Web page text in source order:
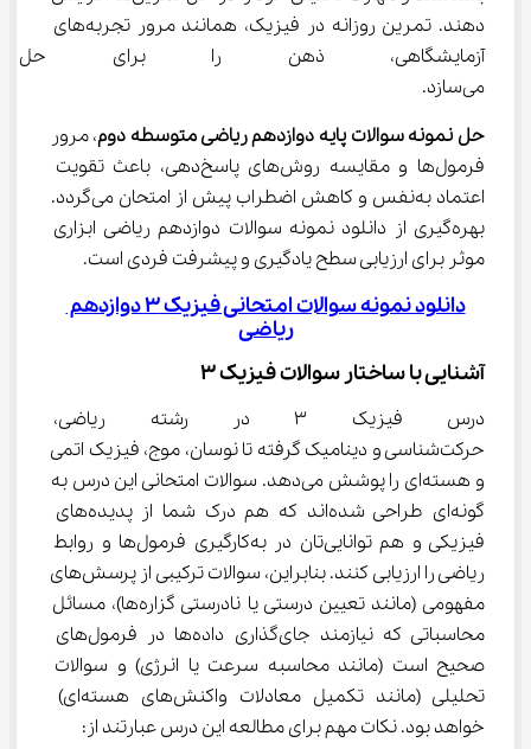
دهند. تمرین روزانه در فیزیک، همانند مرور تجربه‌های
آزمایشگاهی، ذهن را برای حل
می‌سازد.
حل نمونه سوالات پایه دوازدهم ریاضی متوسطه دوم، مرور
فرمول‌ها و مقایسه روش‌های پاسخ‌دهی، باعث تقویت
اعتماد به‌نفس و کاهش اضطراب پیش از امتحان می‌گردد.
بهره‌گیری از دانلود نمونه سوالات دوازدهم ریاضی ابزاری
موثر برای ارزیابی سطح یادگیری و پیشرفت فردی است.
دانلود نمونه سوالات امتحانی فیزیک 3 دوازدهم
ریاضی
آشنایی با ساختار سوالات فیزیک ۳
درس فیزیک ۳ در رشته
حرکت‌شناسی و دینامیک گرفته تا نوسان، موج، فیزیک اتمی
و هسته‌ای را پوشش می‌دهد. سوالات امتحانی این درس به
گونه‌ای طراحی شده‌اند که هم درک شما از پدیده‌های
فیزیکی و هم توانایی‌تان در به‌کارگیری فرمول‌ها و روابط
ریاضی را ارزیابی کنند. بنابراین، سوالات ترکیبی از پرسش‌های
مفهومی (مانند تعیین درستی یا نادرستی گزاره‌ها)، مسائل
محاسباتی که نیازمند جای‌گذاری داده‌ها در فرمول‌های
صحیح است (مانند محاسبه سرعت یا انرژی) و سوالات
تحلیلی (مانند تکمیل معادلات واکنش‌های هسته‌ای)
خواهد بود. نکات مهم برای مطالعه این درس عبارتند از: